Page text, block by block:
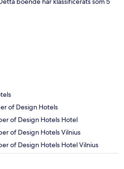
of Design Hotels
of Design Hotels Hotel
of Design Hotels Vilnius
of Design Hotels Hotel Vilnius